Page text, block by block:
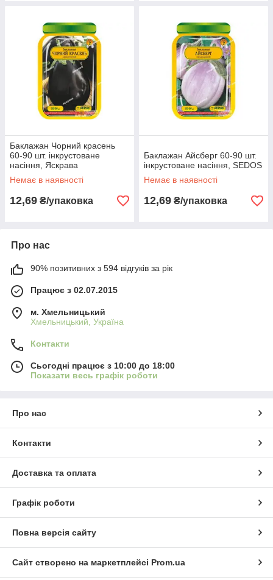
Баклажан Чорний красень
60-90 шт. інкрустоване
насіння, Яскрава
Немає в наявності
12,69 ₴/упаковка
Баклажан Айсберг 60-90 шт.
інкрустоване насіння, SEDOS
Немає в наявності
12,69 ₴/упаковка
Про нас
90% позитивних з 594 відгуків за рік
Працює з 02.07.2015
м. Хмельницький
Хмельницький, Україна
Контакти
Сьогодні працює з 10:00 до 18:00
Показати весь графік роботи
Про нас
Контакти
Доставка та оплата
Графік роботи
Повна версія сайту
Сайт створено на маркетплейсі Prom.ua